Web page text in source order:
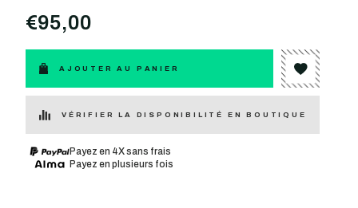
€95,00
AJOUTER AU PANIER
VÉRIFIER LA DISPONIBILITÉ EN BOUTIQUE
Payez en 4X sans frais
Payez en plusieurs fois